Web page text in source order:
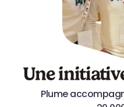
Une
Plume